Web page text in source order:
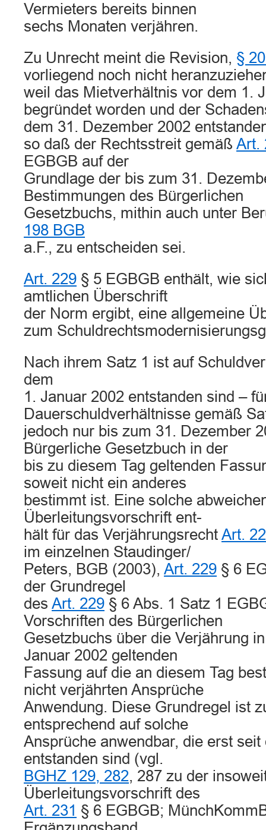
Vermieters bereits binnen
sechs Monaten verjähren.
Zu Unrecht meint die Revision, §
vorliegend noch nicht
weil das Mietverhältnis vor dem 1.
begründet worden und der
dem 31. Dezember 2002
so daß der Rechtsstreit gemäß Art.
EGBGB auf der
Grundlage der bis zum 31.
Bestimmungen des Bürgerlichen
Gesetzbuchs, mithin auch unter
198 BGB
a.F., zu entscheiden sei.
Art. 229 § 5 EGBGB enthält, wie
amtlichen Überschrift
der Norm ergibt, eine allgemeine
zum
Nach ihrem Satz 1 ist auf
dem
1. Januar 2002 entstanden sind –
Dauerschuldverhältnisse gemäß
jedoch nur bis zum 31. Dezember
Bürgerliche Gesetzbuch in der
bis zu diesem Tag geltenden
soweit nicht ein anderes
bestimmt ist. Eine solche
Überleitungsvorschrift ent-
hält für das Verjährungsrecht Art.
im einzelnen Staudinger/
Peters, BGB (2003), Art. 229 § 6
der Grundregel
des Art. 229 § 6 Abs. 1 Satz 1
Vorschriften des Bürgerlichen
Gesetzbuchs über die Verjährung
Januar 2002 geltenden
Fassung auf die an diesem Tag
nicht verjährten Ansprüche
Anwendung. Diese Grundregel ist
entsprechend auf solche
Ansprüche anwendbar, die erst
entstanden sind (vgl.
BGHZ 129, 282, 287 zu der
Überleitungsvorschrift des
Art. 231 § 6 EGBGB;